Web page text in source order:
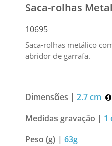
Saca-rolhas Metal
10695
Saca-rolhas metálico
abridor de garrafa.
Dimensões | 2.7 cm
Medidas gravação | 1
Peso (g) | 63g